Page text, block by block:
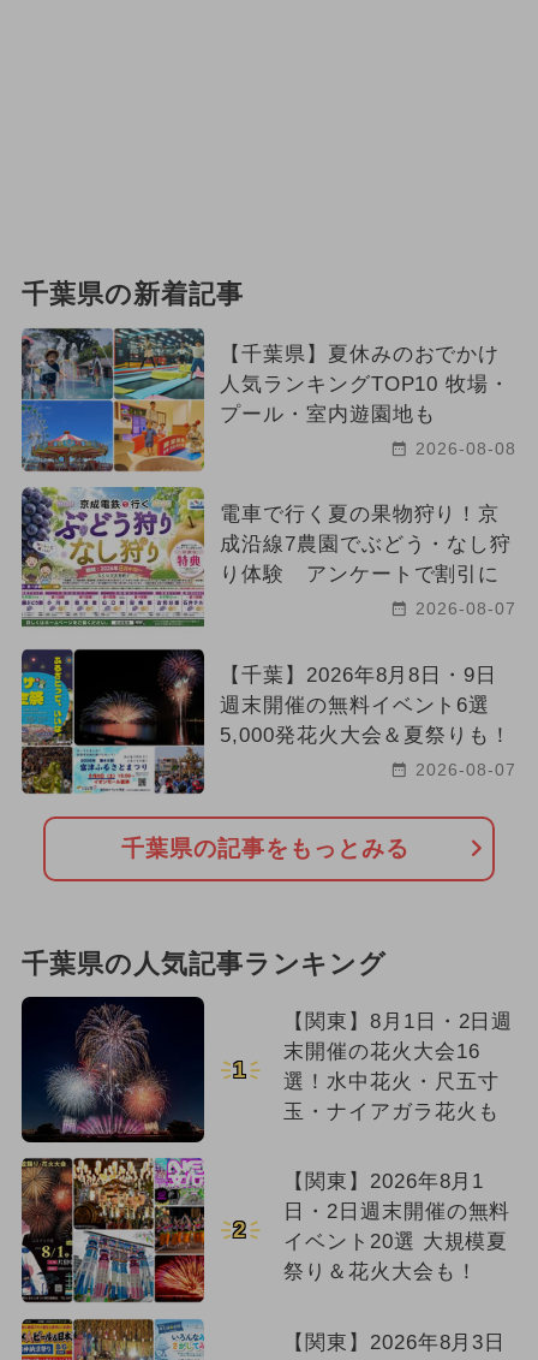
千葉県の新着記事
【千葉県】夏休みのおでかけ
人気ランキングTOP10 牧場・
プール・室内遊園地も
2026-08-08
電車で行く夏の果物狩り！京
成沿線7農園でぶどう・なし狩
り体験 アンケートで割引に
2026-08-07
【千葉】2026年8月8日・9日
週末開催の無料イベント6選
5,000発花火大会＆夏祭りも！
2026-08-07
千葉県の記事をもっとみる
千葉県の人気記事ランキング
1
【関東】8月1日・2日週
末開催の花火大会16
選！水中花火・尺五寸
玉・ナイアガラ花火も
2
【関東】2026年8月1
日・2日週末開催の無料
イベント20選 大規模夏
祭り＆花火大会も！
【関東】2026年8月3日